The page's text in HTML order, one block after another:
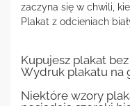
zaczyna się w chwili,
Plakat z odcieniach
Kupujesz plakat
Wydruk plakatu na
Niektóre wzory